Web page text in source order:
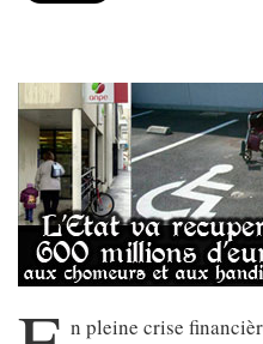
n pleine crise